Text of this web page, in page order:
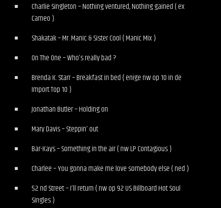
Charlie Singleton – Nothing ventured, Nothing gained ( ex
Cameo )
Shakatak – Mr. Manic & Sister Cool ( Manic Mix )
On The One – Who’s really bad ?
Brenda K. Starr – Breakfast in bed ( enige nw op 10 in de
Import Top 10 )
Jonathan Butler – Holding on
Mary Davis – Steppin’ out
Bar-Kays – Something in the air ( nw LP Contagious )
Charlee – You gonna make me love somebody else ( ned )
52 nd Street – I’ll return ( nw op 92 US Billboard Hot Soul
Singles )